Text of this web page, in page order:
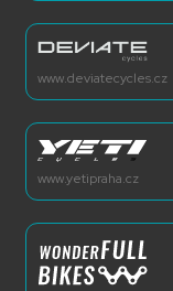
www.deviatecycles.cz
www.yetipraha.cz